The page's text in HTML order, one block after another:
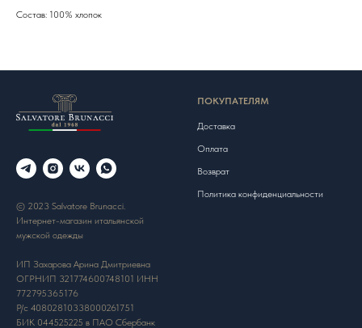
Состав: 100% хлопок
© 2023 Salvatore Brunacci.
Интернет-магазин итальянской
мужской одежды
ИП Захарова Арина Дмитриевна
ОГРНИП 321774600748101 ИНН
772795365176
Р/с 40802810338000261751
БИК 044525225 в ПАО Сбербанк
ПОКУПАТЕЛЯМ
Доставка
Оплата
Возврат
Политика конфиденциальности